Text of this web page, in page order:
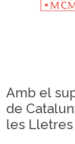
Amb el
de
les Lletres